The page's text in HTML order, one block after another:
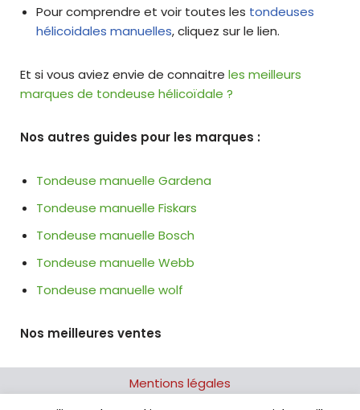
Pour comprendre et voir toutes les tondeuses
hélicoidales manuelles, cliquez sur le lien.
Et si vous aviez envie de connaitre les meilleurs
marques de tondeuse hélicoïdale ?
Nos autres guides pour les marques :
Tondeuse manuelle Gardena
Tondeuse manuelle Fiskars
Tondeuse manuelle Bosch
Tondeuse manuelle Webb
Tondeuse manuelle wolf
Nos meilleures ventes
Mentions légales